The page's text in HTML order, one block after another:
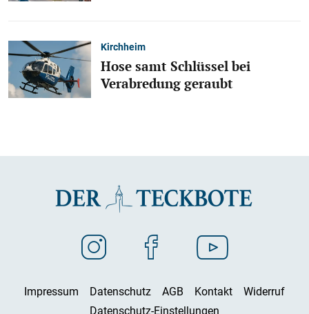
Kirchheim
Hose samt Schlüssel bei
Verabredung geraubt
Impressum Datenschutz AGB Kontakt
Widerruf
Datenschutz-Einstellungen